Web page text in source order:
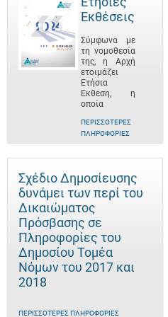
Εκθέσεις
Σύμφωνα με
τη νομοθεσία
της, η Αρχή
ετοιμάζει
Ετήσια
Έκθεση, η
οποία
ΠΕΡΙΣΣΌΤΕΡΕΣ
ΠΛΗΡΟΦΟΡΊΕΣ
Σχέδιο Δημοσίευσης
δυνάμει των περί του
Δικαιώματος
Πρόσβασης σε
Πληροφορίες του
Δημοσίου Τομέα
Νόμων του 2017 και
2018
ΠΕΡΙΣΣΌΤΕΡΕΣ ΠΛΗΡΟΦΟΡΊΕΣ